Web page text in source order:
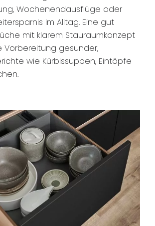
Wochenendausflüge oder
im Alltag. Eine gut
mit klarem Stauraumkonzept
Vorbereitung gesunder,
wie Kürbissuppen, Eintöpfe